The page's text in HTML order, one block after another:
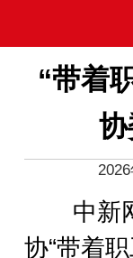
“带着
中新网
协“带着